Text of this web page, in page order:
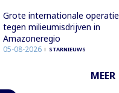
Grote internationale operatie
tegen milieumisdrijven in
Amazoneregio
05-08-2026 STARNIEUWS
MEER